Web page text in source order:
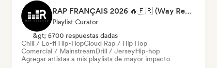
RAP FRANÇAIS 2026 🔥🇫🇷 (Way Records)
Playlist Curator
&gt; 5700 respuestas dadas
Chill / Lo-fi Hip-HopCloud Rap / Hip Hop
Comercial / MainstreamDrill / JerseyHip-hop
Agregar artistas a mis playlists de mayor impacto